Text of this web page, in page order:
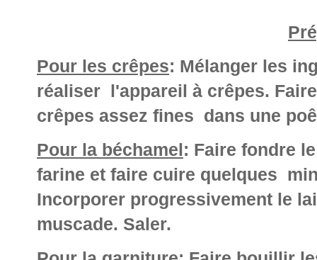
Pour les crêpes: Mélanger les
réaliser l'appareil à crêpes.
crêpes assez fines dans une
Pour la béchamel: Faire fondre
farine et faire cuire quelques
Incorporer progressivement le
muscade. Saler.